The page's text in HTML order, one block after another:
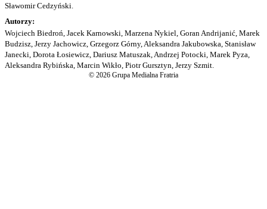
Sławomir Cedzyński.
Autorzy:
Wojciech Biedroń, Jacek Karnowski, Marzena Nykiel, Goran Andrijanić, Marek
Budzisz, Jerzy Jachowicz, Grzegorz Górny, Aleksandra Jakubowska, Stanisław
Janecki, Dorota Łosiewicz, Dariusz Matuszak, Andrzej Potocki, Marek Pyza,
Aleksandra Rybińska, Marcin Wikło, Piotr Gursztyn, Jerzy Szmit.
© 2026 Grupa Medialna Fratria